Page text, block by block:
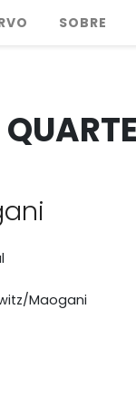
SOBRE
Maogani